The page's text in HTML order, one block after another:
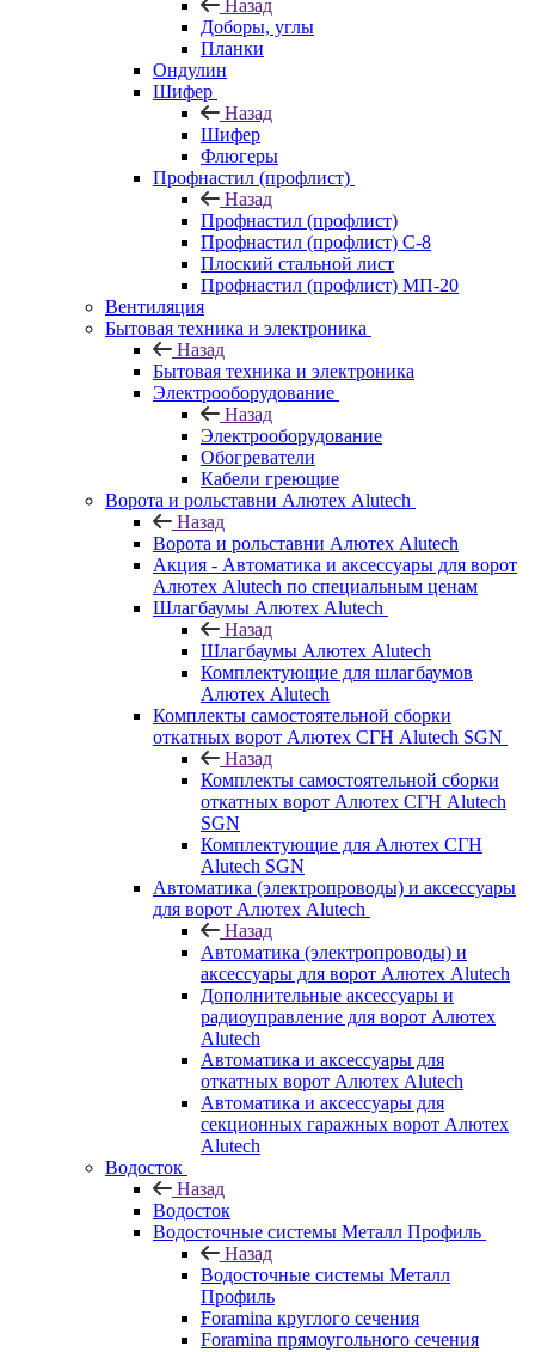
Назад
Доборы, углы
Планки
Ондулин
Шифер
Назад
Шифер
Флюгеры
Профнастил (профлист)
Назад
Профнастил (профлист)
Профнастил (профлист) С-8
Плоский стальной лист
Профнастил (профлист) МП-20
Вентиляция
Бытовая техника и электроника
Назад
Бытовая техника и электроника
Электрооборудование
Назад
Электрооборудование
Обогреватели
Кабели греющие
Ворота и рольставни Алютех Alutech
Назад
Ворота и рольставни Алютех Alutech
Акция - Автоматика и аксессуары для ворот
Алютех Alutech по специальным ценам
Шлагбаумы Алютех Alutech
Назад
Шлагбаумы Алютех Alutech
Комплектующие для шлагбаумов
Алютех Alutech
Комплекты самостоятельной сборки
откатных ворот Алютех СГН Alutech SGN
Назад
Комплекты самостоятельной сборки
откатных ворот Алютех СГН Alutech
SGN
Комплектующие для Алютех СГН
Alutech SGN
Автоматика (электропроводы) и аксессуары
для ворот Алютех Alutech
Назад
Автоматика (электропроводы) и
аксессуары для ворот Алютех Alutech
Дополнительные аксессуары и
радиоуправление для ворот Алютех
Alutech
Автоматика и аксессуары для
откатных ворот Алютех Alutech
Автоматика и аксессуары для
секционных гаражных ворот Алютех
Alutech
Водосток
Назад
Водосток
Водосточные системы Металл Профиль
Назад
Водосточные системы Металл
Профиль
Foramina круглого сечения
Foramina прямоугольного сечения